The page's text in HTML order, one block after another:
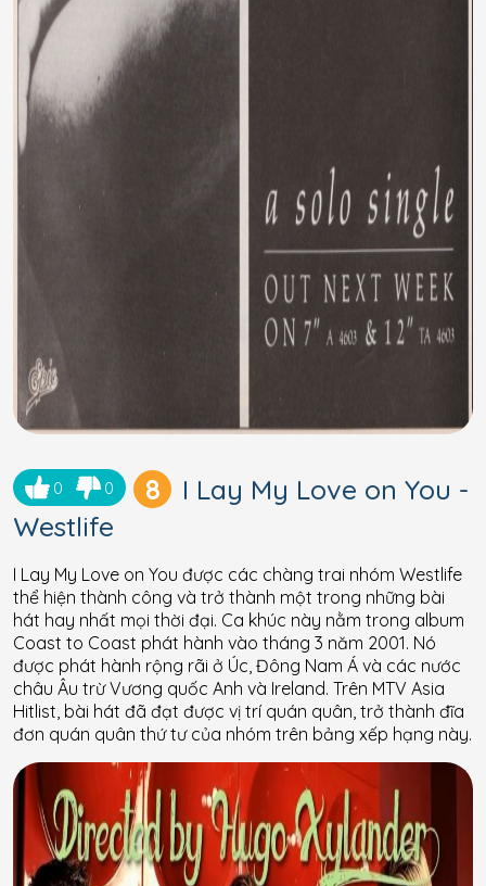
0 0 8
I Lay My Love on You -
Westlife
I Lay My Love on You được các chàng trai nhóm Westlife
thể hiện thành công và trở thành một trong những bài
hát hay nhất mọi thời đại. Ca khúc này nằm trong album
Coast to Coast phát hành vào tháng 3 năm 2001. Nó
được phát hành rộng rãi ở Úc, Đông Nam Á và các nước
châu Âu trừ Vương quốc Anh và Ireland. Trên MTV Asia
Hitlist, bài hát đã đạt được vị trí quán quân, trở thành đĩa
đơn quán quân thứ tư của nhóm trên bảng xếp hạng này.